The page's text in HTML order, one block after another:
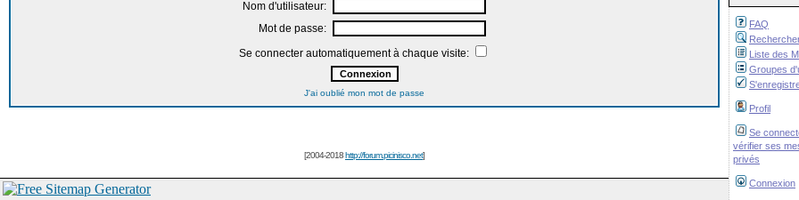
FAQ
Liste des
Groupes
Profil
Se
vérifier ses
privés
Connexion
Nom d'utilisateur:
Mot de passe:
Se connecter automatiquement à chaque visite:
J'ai oublié mon mot de passe
[2004-2018http://forum.picinisco.net]